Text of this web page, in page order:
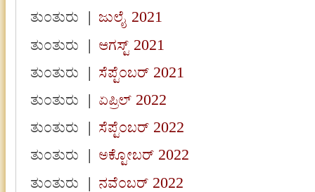
ತುಂತುರು
|ಜುಲೈ 2021
ತುಂತುರು
|ಆಗಸ್ಟ್ 2021
ತುಂತುರು
|ಸೆಪ್ಟೆಂಬರ್ 2021
ತುಂತುರು
|ಏಪ್ರಿಲ್ 2022
ತುಂತುರು
|ಸೆಪ್ಟೆಂಬರ್ 2022
ತುಂತುರು
|ಅಕ್ಟೋಬರ್ 2022
ತುಂತುರು
|ನವೆಂಬರ್ 2022